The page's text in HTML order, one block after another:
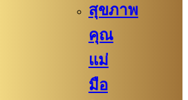
สุขภาพ
คุณ
แม่
มือ